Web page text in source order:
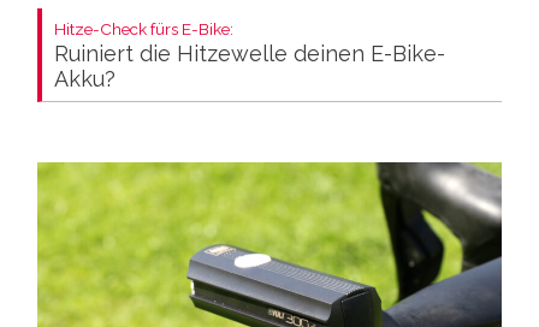
Hitze-Check fürs E-Bike:
Ruiniert die Hitzewelle deinen E-Bike-
Akku?